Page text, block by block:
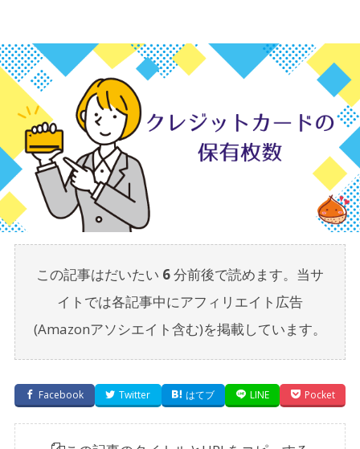
この記事はだいたい 6分前後で読めます。当サ
イトでは各記事中にアフィリエイト広告
(Amazonアソシエイト含む)を掲載しています。
Facebook Twitter はてブ LINE Pocket